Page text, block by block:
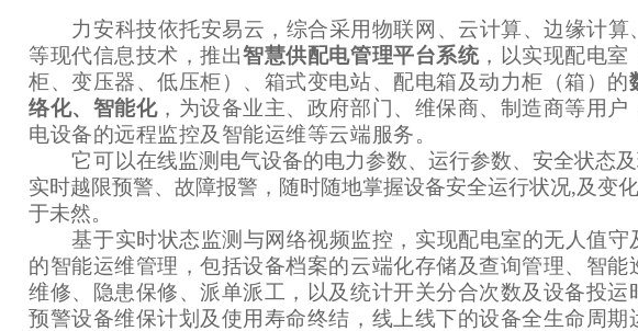
力安科技依托安易云，综合采用物联网、云计算、边缘计算
等现代信息技术，推出智慧供配电管理平台系统，以实现配电室
柜、变压器、低压柜）、箱式变电站、配电箱及动力柜（箱）的
络化、智能化，为设备业主、政府部门、维保商、制造商等用户
电设备的远程监控及智能运维等云端服务。
它可以在线监测电气设备的电力参数、运行参数、安全状态及
实时越限预警、故障报警，随时随地掌握设备安全运行状况,及变
于未然。
基于实时状态监测与网络视频监控，实现配电室的无人值守
的智能运维管理，包括设备档案的云端化存储及查询管理、智能
维修、隐患保修、派单派工，以及统计开关分合次数及设备投运
预警设备维保计划及使用寿命终结，线上线下的设备全生命周期